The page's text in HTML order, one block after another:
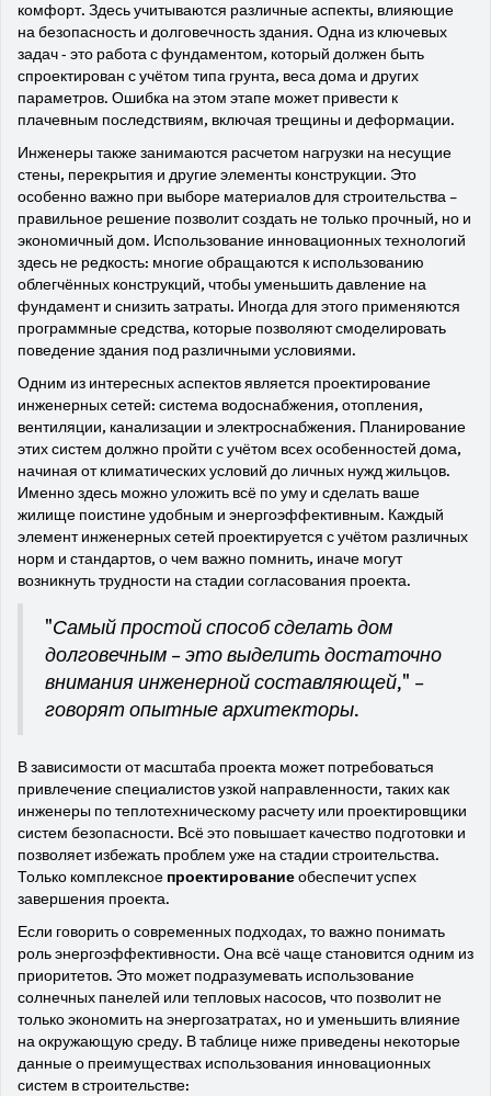
комфорт. Здесь учитываются различные аспекты, влияющие
на безопасность и долговечность здания. Одна из ключевых
задач - это работа с фундаментом, который должен быть
спроектирован с учётом типа грунта, веса дома и других
параметров. Ошибка на этом этапе может привести к
плачевным последствиям, включая трещины и деформации.
Инженеры также занимаются расчетом нагрузки на несущие
стены, перекрытия и другие элементы конструкции. Это
особенно важно при выборе материалов для строительства –
правильное решение позволит создать не только прочный, но и
экономичный дом. Использование инновационных технологий
здесь не редкость: многие обращаются к использованию
облегчённых конструкций, чтобы уменьшить давление на
фундамент и снизить затраты. Иногда для этого применяются
программные средства, которые позволяют смоделировать
поведение здания под различными условиями.
Одним из интересных аспектов является проектирование
инженерных сетей: система водоснабжения, отопления,
вентиляции, канализации и электроснабжения. Планирование
этих систем должно пройти с учётом всех особенностей дома,
начиная от климатических условий до личных нужд жильцов.
Именно здесь можно уложить всё по уму и сделать ваше
жилище поистине удобным и энергоэффективным. Каждый
элемент инженерных сетей проектируется с учётом различных
норм и стандартов, о чем важно помнить, иначе могут
возникнуть трудности на стадии согласования проекта.
"Самый простой способ сделать дом
долговечным – это выделить достаточно
внимания инженерной составляющей," –
говорят опытные архитекторы.
В зависимости от масштаба проекта может потребоваться
привлечение специалистов узкой направленности, таких как
инженеры по теплотехническому расчету или проектировщики
систем безопасности. Всё это повышает качество подготовки и
позволяет избежать проблем уже на стадии строительства.
Только комплексное проектированиеобеспечит успех
завершения проекта.
Если говорить о современных подходах, то важно понимать
роль энергоэффективности. Она всё чаще становится одним из
приоритетов. Это может подразумевать использование
солнечных панелей или тепловых насосов, что позволит не
только экономить на энергозатратах, но и уменьшить влияние
на окружающую среду. В таблице ниже приведены некоторые
данные о преимуществах использования инновационных
систем в строительстве: